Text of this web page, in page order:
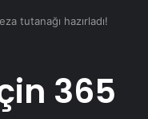
tutanağı hazırladı!
365